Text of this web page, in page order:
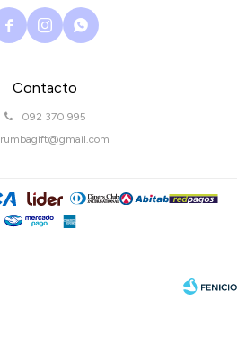
Contacto
092 370 995
rumbagift@gmail.com
  